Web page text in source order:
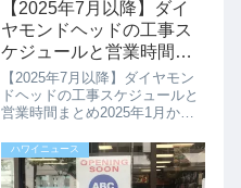
【2025年7月以降】ダイ
ヤモンドヘッドの工事ス
ケジュールと営業時間ま
とめ
【2025年7月以降】ダイヤモン
ドヘッドの工事スケジュールと
営業時間まとめ2025年1月から
ド州立記念碑の落石防止工事で
すが、9月5日までの予定で進行
中です。この工事の影響で、平
ハワイニュース